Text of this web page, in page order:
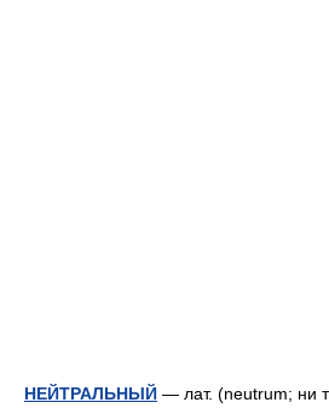
НЕЙТРАЛЬНЫЙ — лат. (neutrum; ни